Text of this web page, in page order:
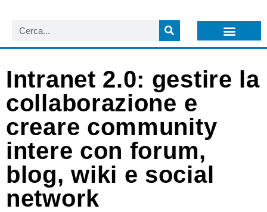
Intranet 2.0: gestire la
collaborazione e
creare community
intere con forum,
blog, wiki e social
network